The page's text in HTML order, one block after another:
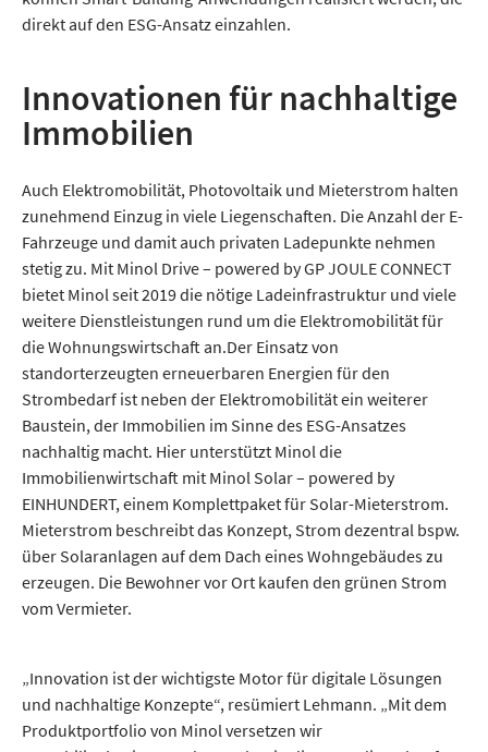
direkt auf den ESG-Ansatz einzahlen.
Innovationen für nachhaltige
Immobilien
Auch Elektromobilität, Photovoltaik und Mieterstrom halten
zunehmend Einzug in viele Liegenschaften. Die Anzahl der E-
Fahrzeuge und damit auch privaten Ladepunkte nehmen
stetig zu. Mit Minol Drive – powered by GP JOULE CONNECT
bietet Minol seit 2019 die nötige Ladeinfrastruktur und viele
weitere Dienstleistungen rund um die Elektromobilität für
die Wohnungswirtschaft an.Der Einsatz von
standorterzeugten erneuerbaren Energien für den
Strombedarf ist neben der Elektromobilität ein weiterer
Baustein, der Immobilien im Sinne des ESG-Ansatzes
nachhaltig macht. Hier unterstützt Minol die
Immobilienwirtschaft mit Minol Solar – powered by
EINHUNDERT, einem Komplett­paket für Solar-Mieterstrom.
Mieterstrom beschreibt das Konzept, Strom dezentral bspw.
über Solar­anlagen auf dem Dach eines Wohngebäudes zu
erzeugen. Die Bewohner vor Ort kaufen den grünen Strom
vom Vermieter.
„Innovation ist der wichtigste Motor für digitale Lösungen
und nachhaltige Konzepte“, resümiert Lehmann. „Mit dem
Produkt­portfolio von Minol versetzen wir